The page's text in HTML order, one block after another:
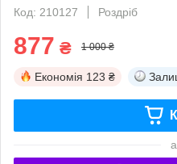
Код: 210127
Роздріб
877 ₴ 1 000 ₴
Економія 123 ₴